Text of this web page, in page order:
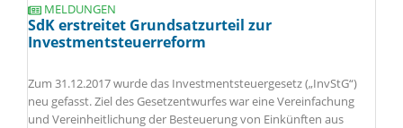
MELDUNGEN
SdK erstreitet Grundsatzurteil zur
Investmentsteuerreform
Zum 31.12.2017 wurde das Investmentsteuergesetz („InvStG“)
neu gefasst. Ziel des Gesetzentwurfes war eine Vereinfachung
und Vereinheitlichung der Besteuerung von Einkünften aus